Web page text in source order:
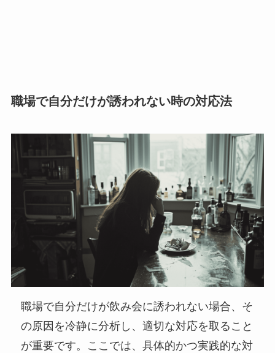
職場で自分だけが誘われない時の対応法
職場で自分だけが飲み会に誘われない場合、そ
の原因を冷静に分析し、適切な対応を取ること
が重要です。ここでは、具体的かつ実践的な対